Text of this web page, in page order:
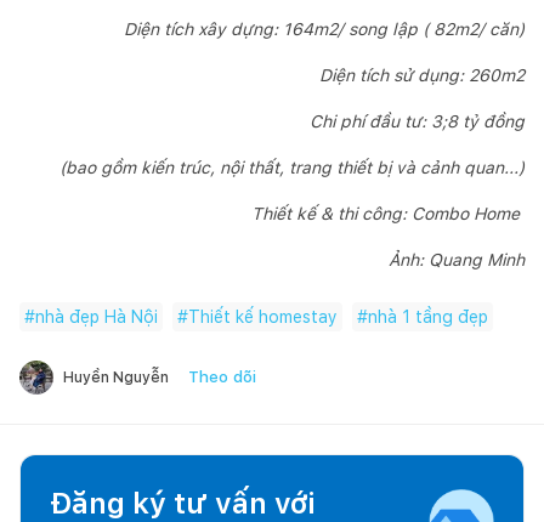
Diện tích xây dựng: 164m2/ song lập ( 82m2/ căn)
Diện tích sử dụng: 260m2
Chi phí đầu tư: 3;8 tỷ đồng
(bao gồm kiến trúc, nội thất, trang thiết bị và cảnh quan...)
Thiết kế & thi công: Combo Home
Ảnh: Quang Minh
#nhà đẹp Hà Nội #Thiết kế homestay #nhà 1 tầng đẹp
Huyền Nguyễn Theo dõi
Đăng ký tư vấn với